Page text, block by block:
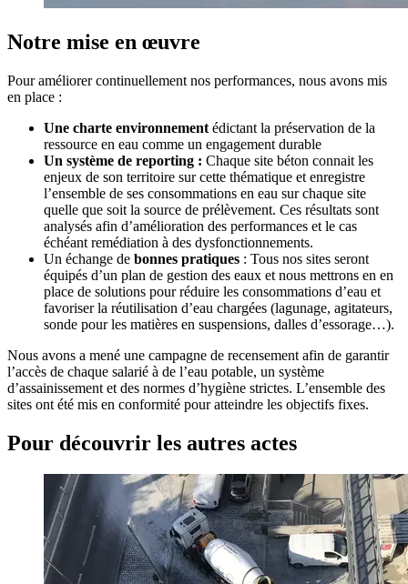
Notre mise en œuvre
Pour améliorer continuellement nos performances, nous avons mis
en place :
Une charte environnement édictant la préservation de la
ressource en eau comme un engagement durable
Un système de reporting : Chaque site béton connait les
enjeux de son territoire sur cette thématique et enregistre
l’ensemble de ses consommations en eau sur chaque site
quelle que soit la source de prélèvement. Ces résultats sont
analysés afin d’amélioration des performances et le cas
échéant remédiation à des dysfonctionnements.
Un échange de bonnes pratiques : Tous nos sites seront
équipés d’un plan de gestion des eaux et nous mettrons en en
place de solutions pour réduire les consommations d’eau et
favoriser la réutilisation d’eau chargées (lagunage, agitateurs,
sonde pour les matières en suspensions, dalles d’essorage…).
Nous avons a mené une campagne de recensement afin de garantir
l’accès de chaque salarié à de l’eau potable, un système
d’assainissement et des normes d’hygiène strictes. L’ensemble des
sites ont été mis en conformité pour atteindre les objectifs fixes.
Pour découvrir les autres actes